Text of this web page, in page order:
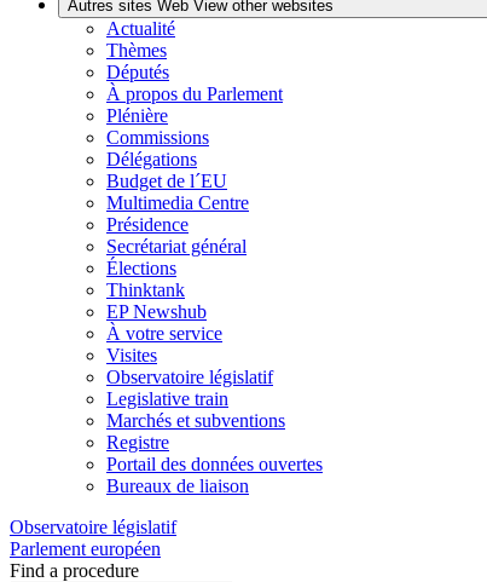
Autres sites Web View other websites
Actualité
Thèmes
Députés
À propos du Parlement
Plénière
Commissions
Délégations
Budget de l´EU
Multimedia Centre
Présidence
Secrétariat général
Élections
Thinktank
EP Newshub
À votre service
Visites
Observatoire législatif
Legislative train
Marchés et subventions
Registre
Portail des données ouvertes
Bureaux de liaison
Observatoire législatif
Parlement européen
Find a procedure